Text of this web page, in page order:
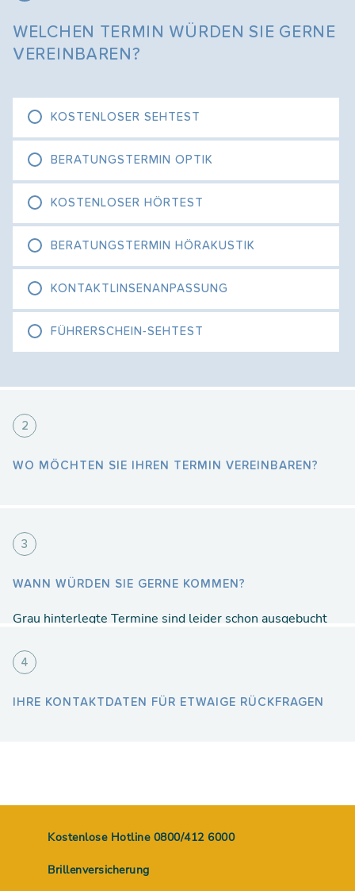
Fachgeschäft finden
WELCHEN TERMIN WÜRDEN SIE GERNE
VEREINBAREN?
KOSTENLOSER SEHTEST
BERATUNGSTERMIN OPTIK
KOSTENLOSER HÖRTEST
BERATUNGSTERMIN HÖRAKUSTIK
KONTAKTLINSENANPASSUNG
FÜHRERSCHEIN-SEHTEST
2
WO MÖCHTEN SIE IHREN TERMIN VEREINBAREN?
3
WANN WÜRDEN SIE GERNE KOMMEN?
Grau hinterlegte Termine sind leider schon ausgebucht
August 2026 – KW 32
4
IHRE KONTAKTDATEN FÜR ETWAIGE RÜCKFRAGEN
Kostenlose Hotline 0800/412 6000
Brillenversicherung